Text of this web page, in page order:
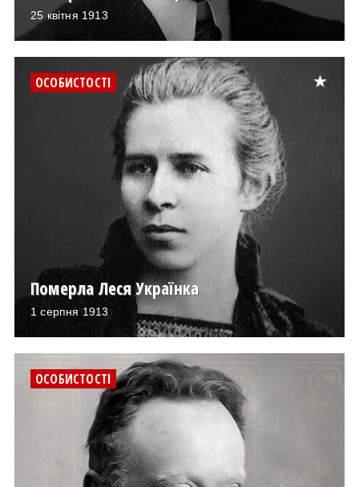
25 квітня 1913
ОСОБИСТОСТІ
Померла Леся Українка
1 серпня 1913
ОСОБИСТОСТІ